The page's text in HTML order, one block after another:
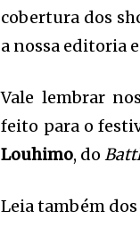
cobertura dos
a nossa editoria
Vale lembrar
feito para o
Louhimo, do
Leia também